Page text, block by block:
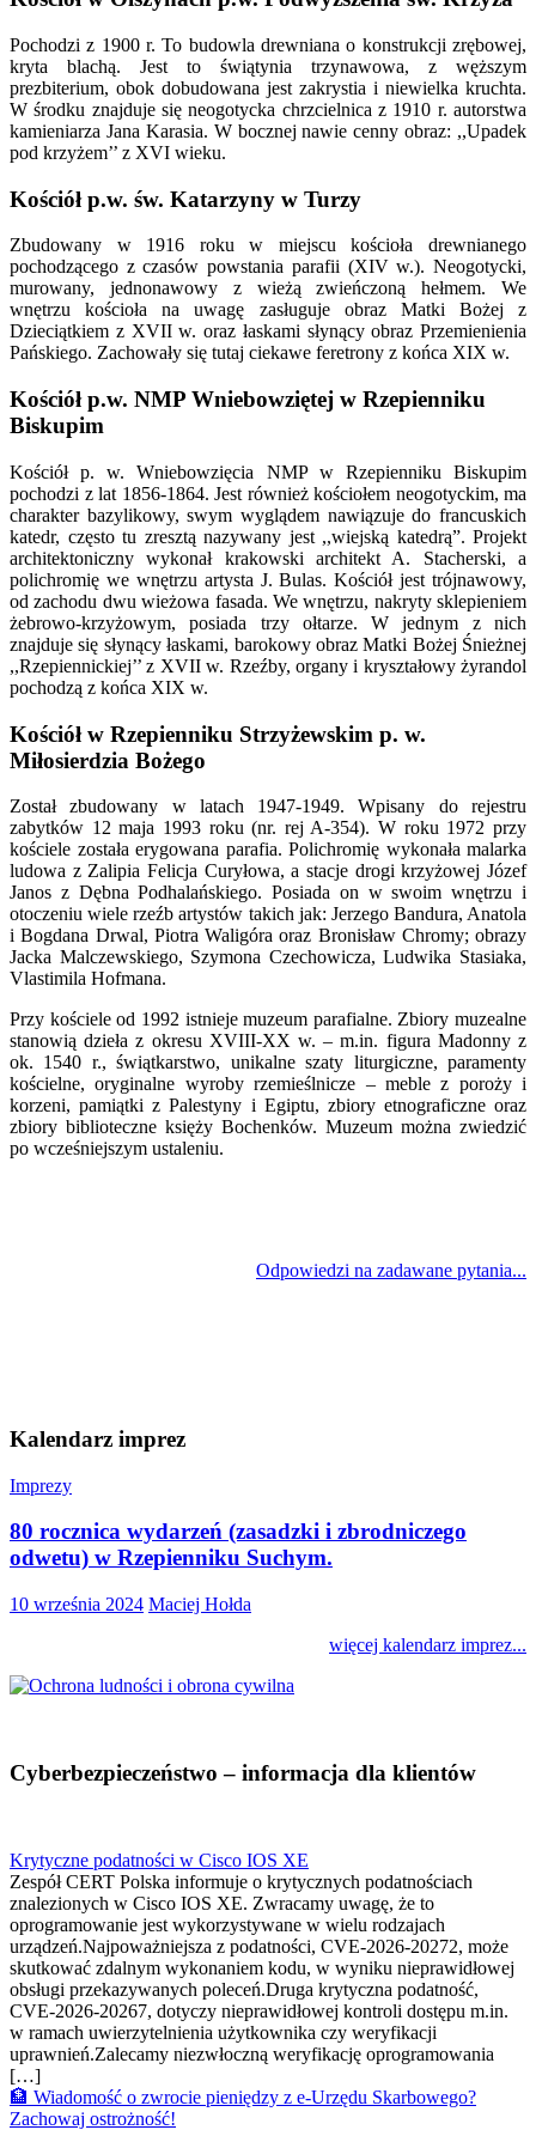
Pochodzi z 1900 r. To budowla drewniana o konstrukcji zrębowej,
kryta blachą. Jest to świątynia trzynawowa, z węższym
prezbiterium, obok dobudowana jest zakrystia i niewielka kruchta.
W środku znajduje się neogotycka chrzcielnica z 1910 r. autorstwa
kamieniarza Jana Karasia. W bocznej nawie cenny obraz: ,,Upadek
pod krzyżem’’ z XVI wieku.
Kościół p.w. św. Katarzyny w Turzy
Zbudowany w 1916 roku w miejscu kościoła drewnianego
pochodzącego z czasów powstania parafii (XIV w.). Neogotycki,
murowany, jednonawowy z wieżą zwieńczoną hełmem. We
wnętrzu kościoła na uwagę zasługuje obraz Matki Bożej z
Dzieciątkiem z XVII w. oraz łaskami słynący obraz Przemienienia
Pańskiego. Zachowały się tutaj ciekawe feretrony z końca XIX w.
Kościół p.w. NMP Wniebowziętej w Rzepienniku
Biskupim
Kościół p. w. Wniebowzięcia NMP w Rzepienniku Biskupim
pochodzi z lat 1856-1864. Jest również kościołem neogotyckim, ma
charakter bazylikowy, swym wyglądem nawiązuje do francuskich
katedr, często tu zresztą nazywany jest ,,wiejską katedrą”. Projekt
architektoniczny wykonał krakowski architekt A. Stacherski, a
polichromię we wnętrzu artysta J. Bulas. Kościół jest trójnawowy,
od zachodu dwu wieżowa fasada. We wnętrzu, nakryty sklepieniem
żebrowo-krzyżowym, posiada trzy ołtarze. W jednym z nich
znajduje się słynący łaskami, barokowy obraz Matki Bożej Śnieżnej
,,Rzepiennickiej’’ z XVII w. Rzeźby, organy i kryształowy żyrandol
pochodzą z końca XIX w.
Kościół w Rzepienniku Strzyżewskim p. w.
Miłosierdzia Bożego
Został zbudowany w latach 1947-1949. Wpisany do rejestru
zabytków 12 maja 1993 roku (nr. rej A-354). W roku 1972 przy
kościele została erygowana parafia. Polichromię wykonała malarka
ludowa z Zalipia Felicja Curyłowa, a stacje drogi krzyżowej Józef
Janos z Dębna Podhalańskiego. Posiada on w swoim wnętrzu i
otoczeniu wiele rzeźb artystów takich jak: Jerzego Bandura, Anatola
i Bogdana Drwal, Piotra Waligóra oraz Bronisław Chromy; obrazy
Jacka Malczewskiego, Szymona Czechowicza, Ludwika Stasiaka,
Vlastimila Hofmana.
Przy kościele od 1992 istnieje muzeum parafialne. Zbiory muzealne
stanowią dzieła z okresu XVIII-XX w. – m.in. figura Madonny z
ok. 1540 r., świątkarstwo, unikalne szaty liturgiczne, paramenty
kościelne, oryginalne wyroby rzemieślnicze – meble z poroży i
korzeni, pamiątki z Palestyny i Egiptu, zbiory etnograficzne oraz
zbiory biblioteczne księży Bochenków. Muzeum można zwiedzić
po wcześniejszym ustaleniu.
Odpowiedzi na zadawane pytania...
Kalendarz imprez
Imprezy
80 rocznica wydarzeń (zasadzki i zbrodniczego
odwetu) w Rzepienniku Suchym.
10 września 2024 Maciej Hołda
więcej kalendarz imprez...
Cyberbezpieczeństwo – informacja dla klientów
Krytyczne podatności w Cisco IOS XE
Zespół CERT Polska informuje o krytycznych podatnościach
znalezionych w Cisco IOS XE. Zwracamy uwagę, że to
oprogramowanie jest wykorzystywane w wielu rodzajach
urządzeń.Najpoważniejsza z podatności, CVE-2026-20272, może
skutkować zdalnym wykonaniem kodu, w wyniku nieprawidłowej
obsługi przekazywanych poleceń.Druga krytyczna podatność,
CVE-2026-20267, dotyczy nieprawidłowej kontroli dostępu m.in.
w ramach uwierzytelnienia użytkownika czy weryfikacji
uprawnień.Zalecamy niezwłoczną weryfikację oprogramowania
[…]
🏦 Wiadomość o zwrocie pieniędzy z e-Urzędu Skarbowego?
Zachowaj ostrożność!